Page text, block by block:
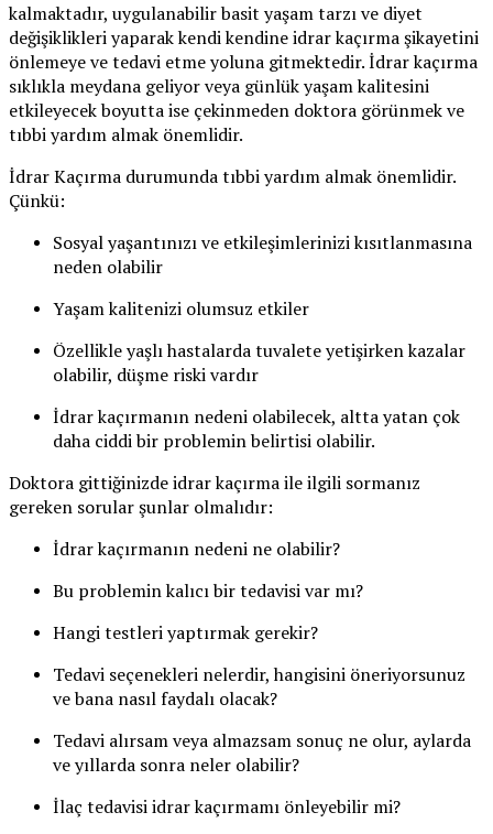
kalmaktadır, uygulanabilir basit yaşam tarzı ve diyet
değişiklikleri yaparak kendi kendine idrar kaçırma şikayetini
önlemeye ve tedavi etme yoluna gitmektedir. İdrar kaçırma
sıklıkla meydana geliyor veya günlük yaşam kalitesini
etkileyecek boyutta ise çekinmeden doktora görünmek ve
tıbbi yardım almak önemlidir.
İdrar Kaçırma durumunda tıbbi yardım almak önemlidir.
Çünkü:
Sosyal yaşantınızı ve etkileşimlerinizi kısıtlanmasına
neden olabilir
Yaşam kalitenizi olumsuz etkiler
Özellikle yaşlı hastalarda tuvalete yetişirken kazalar
olabilir, düşme riski vardır
İdrar kaçırmanın nedeni olabilecek, altta yatan çok
daha ciddi bir problemin belirtisi olabilir.
Doktora gittiğinizde idrar kaçırma ile ilgili sormanız
gereken sorular şunlar olmalıdır:
İdrar kaçırmanın nedeni ne olabilir?
Bu problemin kalıcı bir tedavisi var mı?
Hangi testleri yaptırmak gerekir?
Tedavi seçenekleri nelerdir, hangisini öneriyorsunuz
ve bana nasıl faydalı olacak?
Tedavi alırsam veya almazsam sonuç ne olur, aylarda
ve yıllarda sonra neler olabilir?
İlaç tedavisi idrar kaçırmamı önleyebilir mi?